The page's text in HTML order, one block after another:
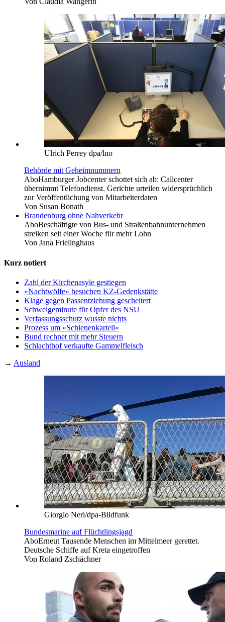
Ulrich Perrey dpa/lno
Behörde mit Geheimnummern
AboHamburger Jobcenter schottet sich ab: Callcenter
übernimmt Telefondienst. Gerichte urteilen widersprüchlich
zur Veröffentlichung von Mitarbeiterdaten
Von Susan Bonath
Brandenburg ohne Nahverkehr
AboBeschäftigte von Bus- und Straßenbahnunternehmen
streiken seit einer Woche für mehr Lohn
Von Jana Frielinghaus
Kurz notiert
Zahl der Kirchenasyle gestiegen
»Nachtwölfe« besuchen KZ-Gedenkstätte
Klage gegen Passentziehung gescheitert
Schweigeminute für Opfer des NSU
Verfassungsschutz wusste nichts
Prozess um »Schienenkartell«
Bund rechnet mit mehr Steuern
Schlachthof verkaufte Gammelfleisch
→ Ausland
Giorgio Neri/dpa-Bildfunk
Bundesmarine auf Flüchtlingsjagd
AboErneut Tausende Menschen im Mittelmeer gerettet.
Deutsche Schiffe auf Kreta eingetroffen
Von Roland Zschächner